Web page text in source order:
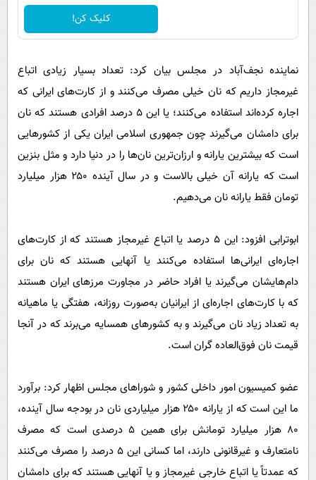
کلیک کن!
نماینده نجف‌آباد در مجلس بیان کرد: تعداد بسیار زیادی اتباع
غیرمجاز داریم که نان خیلی مصرف می‌کنند و از کارت‌های ایرانی که
اجاره کرده‌اند استفاده می‌کنند؛ یا این ۵ درصد افرادی هستند که نان
برای دامشان می‌گیرند چون جمهوری اسلامی ایران یکی از کشورهایی
است که بیشترین یارانه و ارزان‌ترین نان‌ها را در دنیا دارد و مثل بنزین
است که یارانه آن خیلی بالاست و در سال آینده ۲۵۰ هزار میلیارد
تومان فقط یارانه نان می‌دهیم.
ابوترابی افزود: این ۵ درصد یا اتباع غیرمجاز هستند که از کارت‌های
اجاره‌ای ایرانی‌ها استفاده می‌کنند یا آنهایی هستند که نان برای
دام‌هایشان می‌گیرند یا افراد حاضر در مجاورت مرزهای ایران هستند
که با کارت‌های اجاره‌ای از ایرانیان به‌صورت روزانه، هفتگی یا ماهیانه
به تعداد زیاد نان می‌گیرند و به کشورهای همسایه می‌برند که در آنجا
قیمت نان فوق‌العاده گران است.
عضو کمیسیون امور داخلی کشور و شوراهای مجلس اظهار کرد: برآورد
ما این است که از یارانه ۲۵۰ هزار میلیاردی نان در بودجه سال آینده،
۸۰ هزار میلیارد تومانش برای همین ۵ درصدی است که مصرف
نامتعارف و غیرقانونی دارند، اما کسانی این ۵ درصد را مصرف می‌کنند
که عمدتاً یا اتباع خارجی غیرمجاز و یا آنهایی هستند که برای دامشان